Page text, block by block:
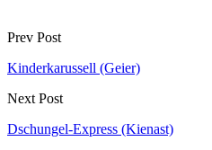
Prev Post
Kinderkarussell (Geier)
Next Post
Dschungel-Express (Kienast)